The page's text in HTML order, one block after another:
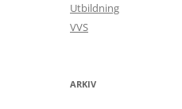
Utbildning
VVS
ARKIV